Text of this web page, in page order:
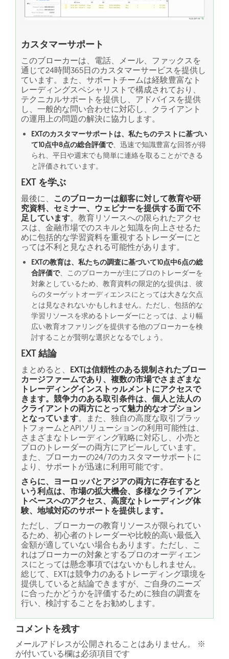
カスタマーサポート
このブローカーは、電話、メール、ファックスを
通じて24時間365日のカスタマーサービスを提供し
ています。また、サポートチームは経験豊富なト
レーディングスペシャリストで構成されており、
テクニカルサポートを提供し、アドバイスを提供
し、一般的な問い合わせに対応し、クライアント
の運用上の問題の解決に協力します。
EXTのカスタマーサポートは、私たちのテストに基づい
て10点中8点の総合評価で、迅速で知識豊富な回答が得
られ、平日や週末でも簡単に連絡を取ることができる
と評価されています。
EXT を学ぶ
最後に、 このブローカーは顧客に対して教育や研
究資料、セミナー、ウェビナーを提供する面で不
足しています。教育リソースへの限られたアクセ
スは、金融市場でのスキルと知識を向上させるた
めに包括的な学習資料を重視するトレーダーにと
っては不利と見なされる可能性があります。
EXTの教育は、私たちの調査に基づいて10点中6点の総
合評価で、このブローカーが主にプロのトレーダーを
対象としているため、教育資料の限定的な提供は、彼
らのターゲットオーディエンスにとっては大きな欠点
とは見なされないかもしれません。ただし、包括的な
学習リソースを求めるトレーダーにとっては、より幅
広い教育オファリングを提供する他のブローカーを検
討することが賢明な選択となるでしょう。
EXT 結論
まとめると、 EXTは信頼性のある規制されたブロー
カージファームであり、複数の市場でさまざまな
トレーディングインストゥルメントにアクセスで
きます。競争力のある取引条件は、個人と法人の
クライアントの両方にとって魅力的なオプション
となっています。また、独自の高度な取引プラッ
トフォームとAPIソリューションの利用可能性は、
さまざまなトレーディング戦略に対応し、小売と
プロのトレーダーの両方にアピールしています。
また、ブローカーの24/7のカスタマーサポートに
より、サポートが迅速に利用可能です。
さらに、ヨーロッパとアジアの両方に存在すると
いう利点は、市場の拡大機会、多様なクライアン
トベースへのアクセス、高度なトレーディング体
験、地域対応のサポートを提供します。
ただし、ブローカーの教育リソースが限られてい
るため、初心者のトレーダーや比較的高い最低入
金額が適していない場合もあります。ただし、こ
れはブローカーの対象とするプロのオーディエン
スにとっては懸念事項ではないかもしれません。
総じて、EXTは競争力のあるトレーディング環境を
提供していると結論できますが、ご自身のニーズ
に合ったかどうかを評価するために独自の調査を
行い、検討することをお勧めします。
コメントを残す
メールアドレスが公開されることはありません。
※
が付いている欄は必須項目です